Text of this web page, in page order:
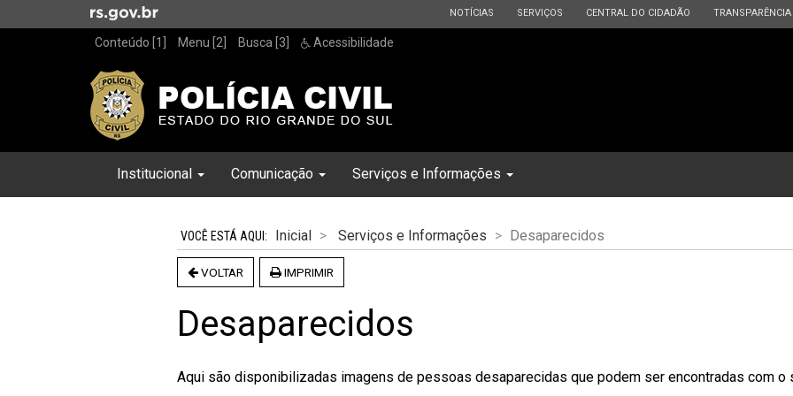
para
menu
para
ESTADO
NOTÍCIAS ESTADO
SERVIÇOS ESTADO
CENTRAL DO CIDADÃO ESTADO
TRANSPARÊNCIA
Conteúdo [1] Menu [2] Busca [3] Acessibilidade
do
Inicial
Institucional Comunicação
Serviços e Informações
Inicial Serviços e Informações Desaparecidos
VOLTAR IMPRIMIR
Desaparecidos
Aqui são disponibilizadas imagens de pessoas desaparecidas que podem ser encontradas com o